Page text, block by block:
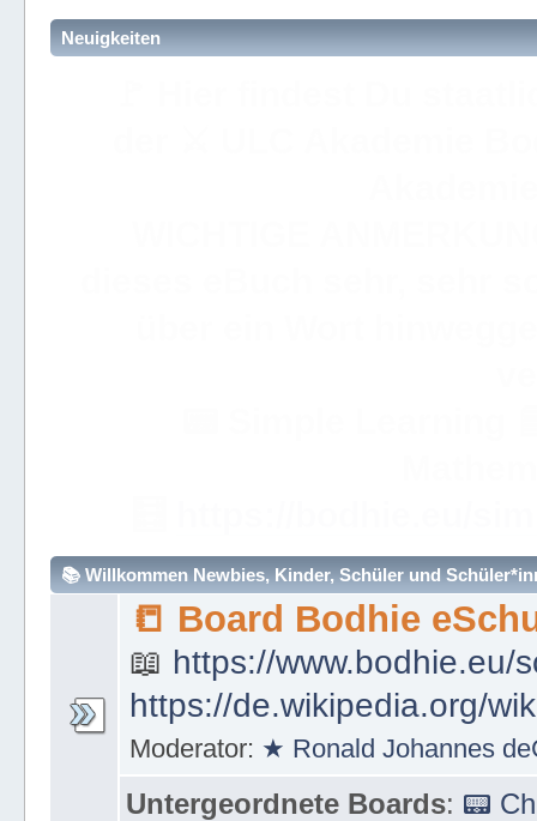
Neuigkeiten
📚 Willkommen Newbies, Kinder, Schüler und
📒 Board Bodhie
📖 https://www.bodhie.eu/
https://de.wikipedia.org/
Moderator: ★ Ronald Johannes
Untergeordnete Boards: 📟